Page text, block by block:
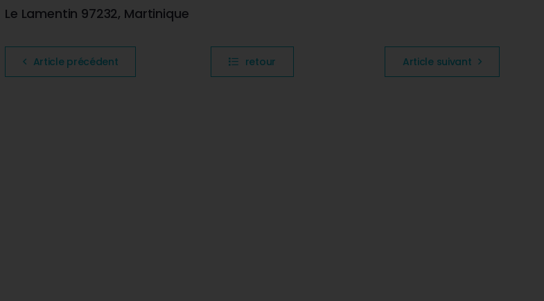
Le Lamentin 97232, Martinique
Article précédent retour Article suivant